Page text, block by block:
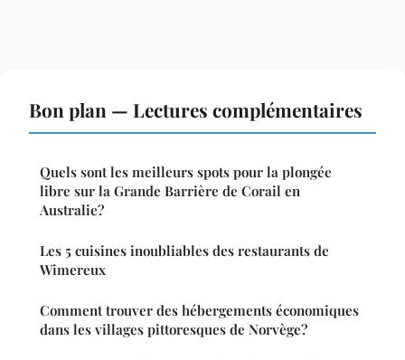
Bon plan — Lectures complémentaires
Quels sont les meilleurs spots pour la plongée
libre sur la Grande Barrière de Corail en
Australie?
Les 5 cuisines inoubliables des restaurants de
Wimereux
Comment trouver des hébergements économiques
dans les villages pittoresques de Norvège?